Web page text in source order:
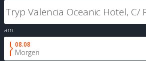
am:
08.08
Morgen